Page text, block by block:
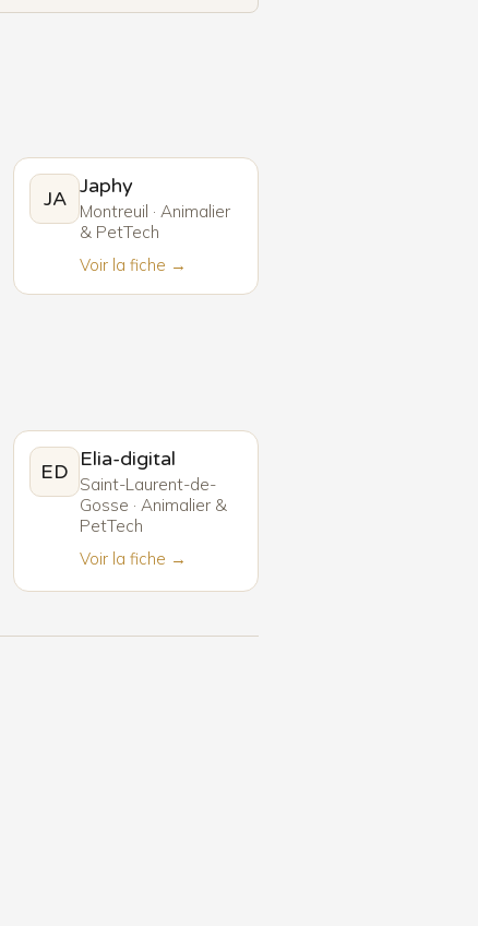
JA
Japhy
Montreuil · Animalier
& PetTech
Voir la fiche →
ED
Elia-digital
Saint-Laurent-de-
Gosse · Animalier &
PetTech
Voir la fiche →